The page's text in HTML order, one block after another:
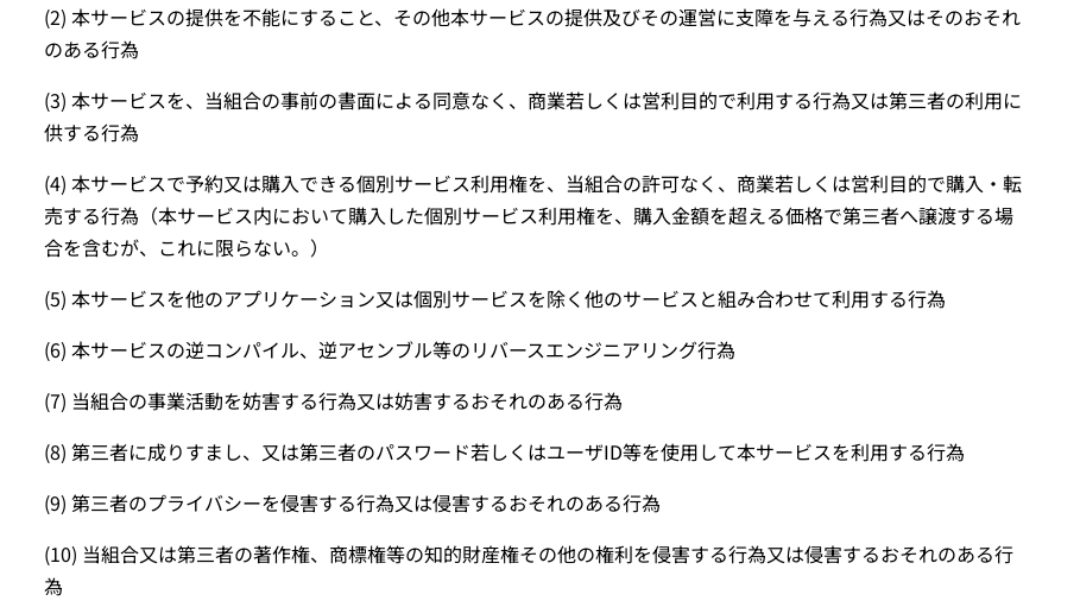
(2) 本サービスの提供を不能にすること、その他本サービスの提供及びその運営に支障を与える行為又はそのおそれ
のある行為
(3) 本サービスを、当組合の事前の書面による同意なく、商業若しくは営利目的で利用する行為又は第三者の利用に
供する行為
(4) 本サービスで予約又は購入できる個別サービス利用権を、当組合の許可なく、商業若しくは営利目的で購入・転
売する行為（本サービス内において購入した個別サービス利用権を、購入金額を超える価格で第三者へ譲渡する場
合を含むが、これに限らない。）
(5) 本サービスを他のアプリケーション又は個別サービスを除く他のサービスと組み合わせて利用する行為
(6) 本サービスの逆コンパイル、逆アセンブル等のリバースエンジニアリング行為
(7) 当組合の事業活動を妨害する行為又は妨害するおそれのある行為
(8) 第三者に成りすまし、又は第三者のパスワード若しくはユーザID等を使用して本サービスを利用する行為
(9) 第三者のプライバシーを侵害する行為又は侵害するおそれのある行為
(10) 当組合又は第三者の著作権、商標権等の知的財産権その他の権利を侵害する行為又は侵害するおそれのある行
為